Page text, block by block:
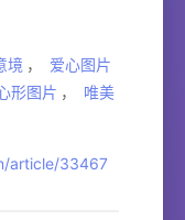
境 ，
爱心图片
形图片 ，
唯美
article/33467